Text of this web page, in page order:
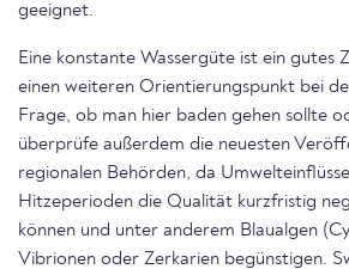
geeignet.
Eine konstante Wassergüte ist ein gutes
einen weiteren Orientierungspunkt bei
Frage, ob man hier baden gehen sollte
überprüfe außerdem die neuesten
regionalen Behörden, da
Hitzeperioden die Qualität kurzfristig
können und unter anderem Blaualgen
Vibrionen oder Zerkarien begünstigen.